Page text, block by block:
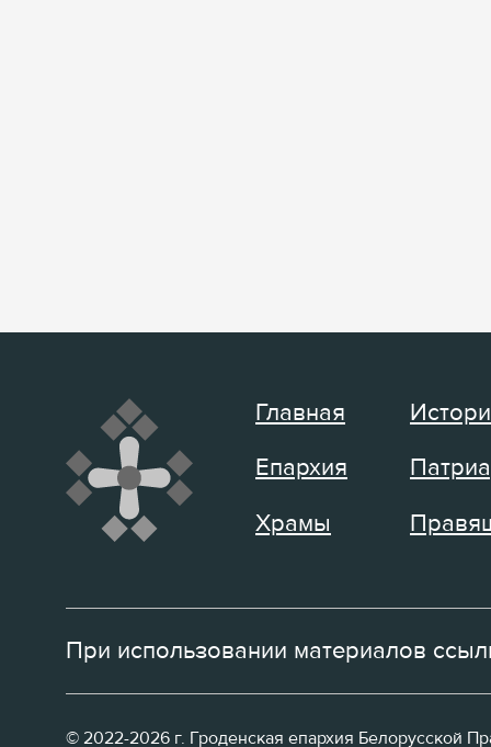
Главная
Епархия
Храмы
При использовании материалов
© 2022-2026 г. Гроденская епархия Белорусской